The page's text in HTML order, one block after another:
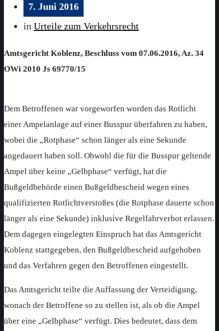
7. Juni 2016
in Urteile zum Verkehrsrecht
Amtsgericht Koblenz, Beschluss vom 07.06.2016, Az. 34
OWi 2010 Js 69770/15
Dem Betroffenen war vorgeworfen worden das Rotlicht
einer Ampelanlage auf einer Busspur überfahren zu haben,
wobei die „Rotphase“ schon länger als eine Sekunde
angedauert haben soll. Obwohl die für die Busspur geltende
Ampel über keine „Gelbphase“ verfügt, hat die
Bußgeldbehörde einen Bußgeldbescheid wegen eines
qualifizierten Rotlichtverstoßes (die Rotphase dauerte schon
länger als eine Sekunde) inklusive Regelfahrverbot erlassen.
Dem dagegen eingelegten Einspruch hat das Amtsgericht
Koblenz stattgegeben, den Bußgeldbescheid aufgehoben
und das Verfahren gegen den Betroffenen eingestellt.
Das Amtsgericht teilte die Auffassung der Verteidigung,
wonach der Betroffene so zu stellen ist, als ob die Ampel
über eine „Gelbphase“ verfügt. Dies bedeutet, dass dem